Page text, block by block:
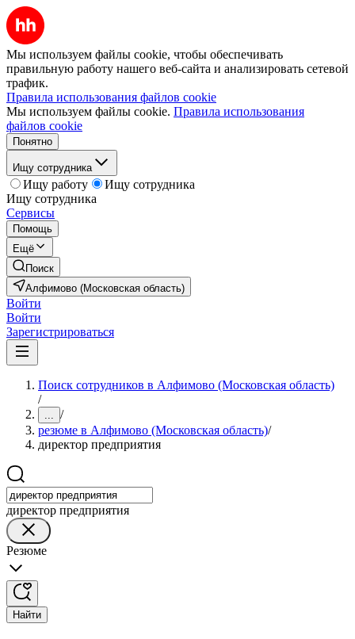
Мы используем файлы cookie, чтобы обеспечивать
правильную работу нашего веб-сайта и анализировать сетевой
трафик.
Правила использования файлов cookie
Мы используем файлы cookie. Правила использования
файлов cookie
Понятно
Ищу сотрудника
Ищу работу
Ищу сотрудника
Ищу сотрудника
Сервисы
Помощь
Ещё
Поиск
Алфимово (Московская область)
Войти
Войти
Зарегистрироваться
Поиск сотрудников в Алфимово (Московская область)
/
... /
резюме в Алфимово (Московская область)/
директор предприятия
директор предприятия
Резюме
Найти